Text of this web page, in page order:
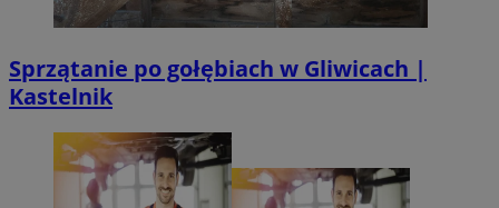
Sprzątanie po gołębiach w Gliwicach |
Kastelnik